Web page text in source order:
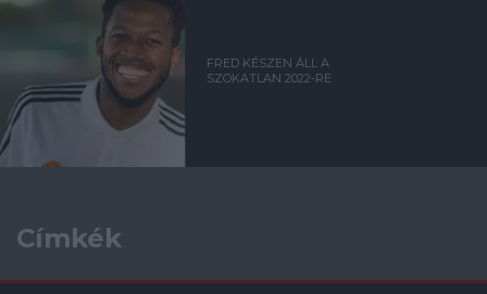
FRED KÉSZEN ÁLL A
SZOKATLAN 2022-RE
Címkék